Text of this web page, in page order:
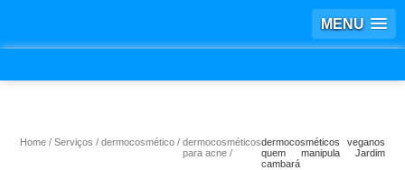
MENU
Home Serviços dermocosmético
dermocosméticos
para acne
dermocosméticos veganos
quem manipula Jardim
cambará